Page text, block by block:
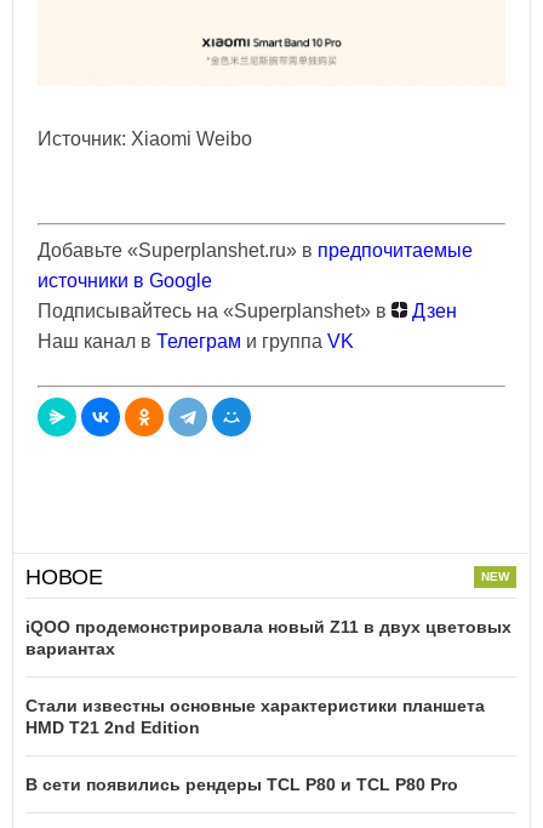
Источник: Xiaomi Weibo
Добавьте «Superplanshet.ru» в предпочитаемые
источники в Google
Подписывайтесь на «Superplanshet» в
Дзен
Наш канал в Телеграм и группа VK
НОВОЕ
iQOO продемонстрировала новый Z11 в двух цветовых
вариантах
Стали известны основные характеристики планшета
HMD T21 2nd Edition
В сети появились рендеры TCL P80 и TCL P80 Pro